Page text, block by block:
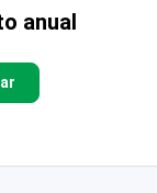
anual